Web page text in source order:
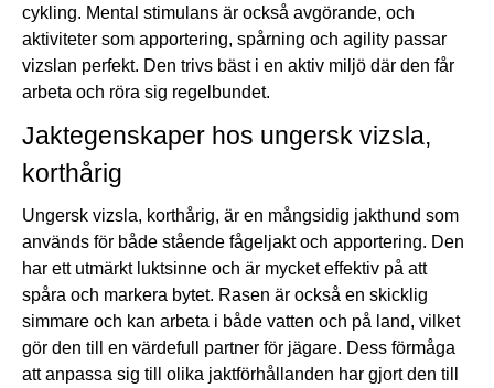
cykling. Mental stimulans är också avgörande, och
aktiviteter som apportering, spårning och agility passar
vizslan perfekt. Den trivs bäst i en aktiv miljö där den får
arbeta och röra sig regelbundet.
Jaktegenskaper hos ungersk vizsla,
korthårig
Ungersk vizsla, korthårig, är en mångsidig jakthund som
används för både stående fågeljakt och apportering. Den
har ett utmärkt luktsinne och är mycket effektiv på att
spåra och markera bytet. Rasen är också en skicklig
simmare och kan arbeta i både vatten och på land, vilket
gör den till en värdefull partner för jägare. Dess förmåga
att anpassa sig till olika jaktförhållanden har gjort den till